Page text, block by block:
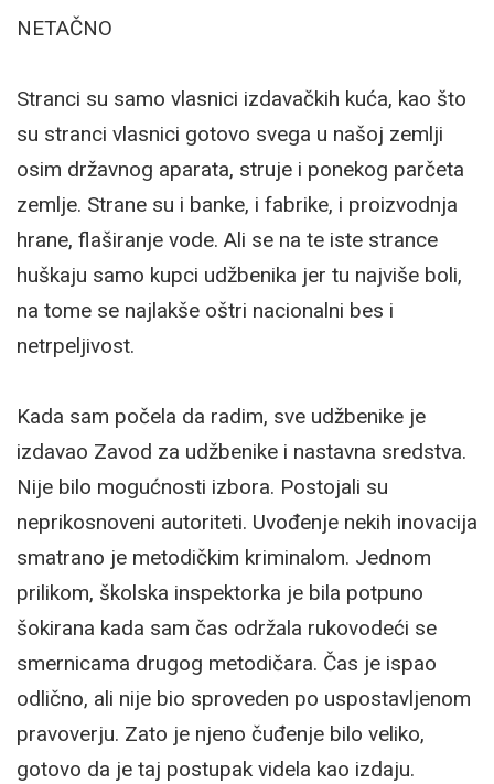
NETAČNO
Stranci su samo vlasnici izdavačkih kuća, kao što
su stranci vlasnici gotovo svega u našoj zemlji
osim državnog aparata, struje i ponekog parčeta
zemlje. Strane su i banke, i fabrike, i proizvodnja
hrane, flaširanje vode. Ali se na te iste strance
huškaju samo kupci udžbenika jer tu najviše boli,
na tome se najlakše oštri nacionalni bes i
netrpeljivost.
Kada sam počela da radim, sve udžbenike je
izdavao Zavod za udžbenike i nastavna sredstva.
Nije bilo mogućnosti izbora. Postojali su
neprikosnoveni autoriteti. Uvođenje nekih inovacija
smatrano je metodičkim kriminalom. Jednom
prilikom, školska inspektorka je bila potpuno
šokirana kada sam čas održala rukovodeći se
smernicama drugog metodičara. Čas je ispao
odlično, ali nije bio sproveden po uspostavljenom
pravoverju. Zato je njeno čuđenje bilo veliko,
gotovo da je taj postupak videla kao izdaju.